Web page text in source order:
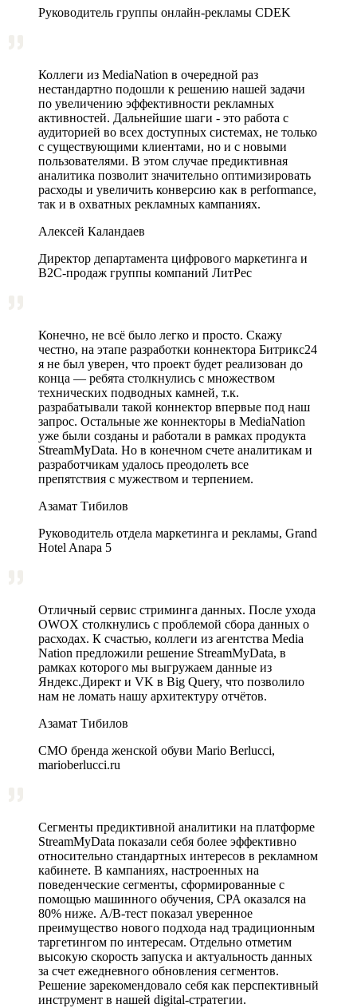
Руководитель группы онлайн-рекламы CDEK
Коллеги из MediaNation в очередной раз
нестандартно подошли к решению нашей задачи
по увеличению эффективности рекламных
активностей. Дальнейшие шаги - это работа с
аудиторией во всех доступных системах, не только
с существующими клиентами, но и с новыми
пользователями. В этом случае предиктивная
аналитика позволит значительно оптимизировать
расходы и увеличить конверсию как в performance,
так и в охватных рекламных кампаниях.
Алексей Каландаев
Директор департамента цифрового маркетинга и
В2С-продаж группы компаний ЛитРес
Конечно, не всё было легко и просто. Скажу
честно, на этапе разработки коннектора Битрикс24
я не был уверен, что проект будет реализован до
конца — ребята столкнулись с множеством
технических подводных камней, т.к.
разрабатывали такой коннектор впервые под наш
запрос. Остальные же коннекторы в MediaNation
уже были созданы и работали в рамках продукта
StreamMyData. Но в конечном счете аналитикам и
разработчикам удалось преодолеть все
препятствия с мужеством и терпением.
Азамат Тибилов
Руководитель отдела маркетинга и рекламы, Grand
Hotel Anapa 5
Отличный сервис стриминга данных. После ухода
OWOX столкнулись с проблемой сбора данных о
расходах. К счастью, коллеги из агентства Media
Nation предложили решение StreamMyData, в
рамках которого мы выгружаем данные из
Яндекс.Директ и VK в Big Query, что позволило
нам не ломать нашу архитектуру отчётов.
Азамат Тибилов
CMO бренда женской обуви Mario Berlucci,
marioberlucci.ru
Сегменты предиктивной аналитики на платформе
StreamMyData показали себя более эффективно
относительно стандартных интересов в рекламном
кабинете. В кампаниях, настроенных на
поведенческие сегменты, сформированные с
помощью машинного обучения, CPA оказался на
80% ниже. A/B‑тест показал уверенное
преимущество нового подхода над традиционным
таргетингом по интересам. Отдельно отметим
высокую скорость запуска и актуальность данных
за счет ежедневного обновления сегментов.
Решение зарекомендовало себя как перспективный
инструмент в нашей digital-стратегии.